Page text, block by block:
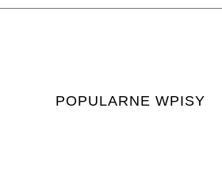
POPULARNE WPISY